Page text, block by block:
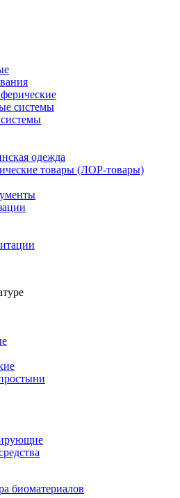
системы
одежда
товары (ЛОР-товары)
биоматериалов